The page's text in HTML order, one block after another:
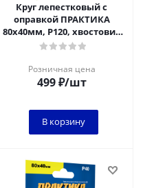
Круг лепестковый с
оправкой ПРАКТИКА
80х40мм, P120, хвостовик
6 мм, серия Профи
Розничная цена
499₽/шт
В корзину